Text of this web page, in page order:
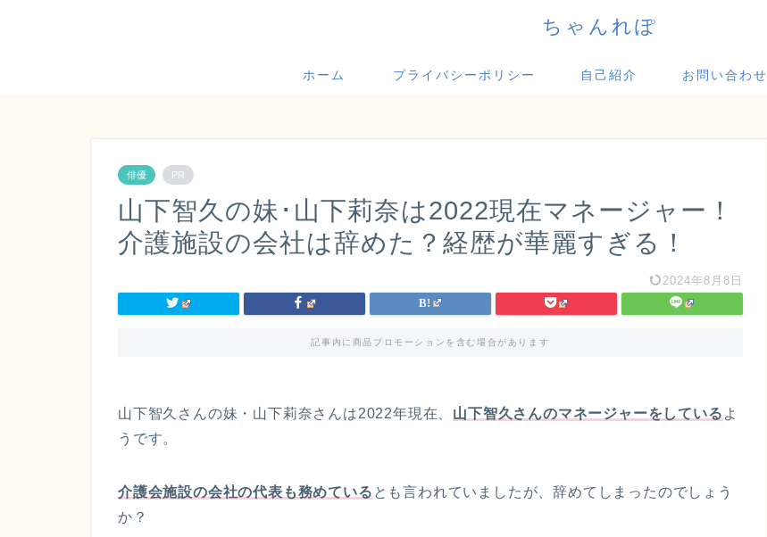
ちゃんれぽ
ホーム プライバシーポリシー 自己紹介 お問い合わせ
俳優 PR
山下智久の妹･山下莉奈は2022現在マネージャー！
介護施設の会社は辞めた？経歴が華麗すぎる！
2024年8月8日
記事内に商品プロモーションを含む場合があります
山下智久さんの妹・山下莉奈さんは2022年現在、 山下智久さんのマネージャーをしている よ
うです。
介護会施設の会社の代表も務めている とも言われていましたが、辞めてしまったのでしょう
か？